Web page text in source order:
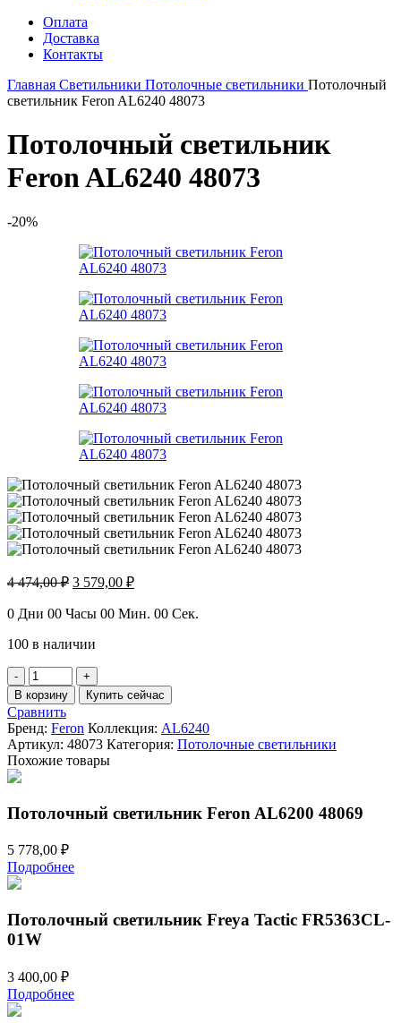
Оплата
Доставка
Контакты
Главная Светильники Потолочные светильники Потолочный
светильник Feron AL6240 48073
Потолочный светильник
Feron AL6240 48073
-20%
4 474,00₽ Первоначальная
составляла
474,00 ₽.
3 579,00 ₽Текущая
3
0 Дни 00 Часы 00 Мин. 00 Сек.
100 в наличии
Количество
товара
Потолочный
светильник
Feron
AL6240
48073
В корзину Купить сейчас
Сравнить
Бренд: Feron Коллекция: AL6240
Артикул: 48073 Категория: Потолочные светильники
Похожие товары
Потолочный светильник Feron AL6200 48069
5 778,00 ₽
Подробнее
Потолочный светильник Freya Tactic FR5363CL-
01W
3 400,00 ₽
Подробнее